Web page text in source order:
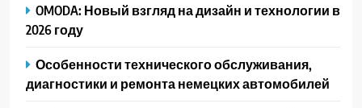
OMODA: Новый взгляд на дизайн и технологии в
2026 году
Особенности технического обслуживания,
диагностики и ремонта немецких автомобилей